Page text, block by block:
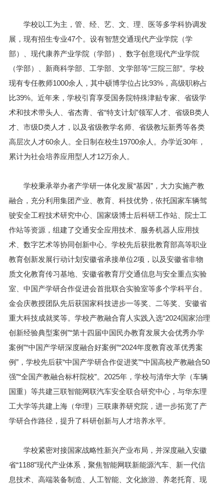
学校以工为主，管、经、艺、文、理、医等多学科协调发
展，现有招生专业47个。设有智慧交通现代产业学院（学
部）、现代康养产业学院（学部）、数字创意现代产业学院
（学部）、新商科学部、工学部、文学部等“三院三部”。学校
现有专任教师1000余人，其中硕博学位占比93%，高级职称占
比39%。近年来，学校引育享受国务院特殊津贴专家、省级学
术和技术带头人、省杰青、省“特支计划”领军人才、省级B类人
才、市级D类人才，以及省级教学名师、省级教坛新秀等各类
高层次人才60余人。全日制在校生19700余人。办学近30年，
累计为社会培养应用型人才12万余人。
学校秉承举办者产学研一体化发展“基因”，大力实施产教
融合，充分利用集团产业、教育、科技优势，依托国家车辆驾
驶安全工程技术研究中心、国家级博士后科研工作站、院士工
作站等资源，组建了交通安全应用技术、服务机器人应用技
术、数字艺术等协同创新中心。学校先后获批教育部高等职业
教育创新发展行动计划安徽省承接单位2项，以及安徽省非物
质文化教育传习基地、安徽省教育厅交通信息与安全重点实验
室、中国产学研合作促进会首批联合实验室等多个学科平台。
金会庆教授团队先后获国家科技进步一等奖、二等奖、安徽省
重大科技成就奖等。学校产教融合育人实践入选“2024国家治理
创新经验典型案例”“第十四届中国民办教育发展大会优秀办学
案例”“中国产学研深度融合好案例”“2024年度教育改革优秀案
例”，学校先后获“中国产学研合作促进奖”“中国高校产教融合50
强”“全国产教融合标杆院校”。2025年，学校与清华大学（车辆
国重）等共建三联智能网联汽车安全联合研究中心，与华东理
工大学等共建上海（华理）三联康养研究院，进一步拓宽了产
学研合作路径，提升了科研创新与人才培养水平。
学校紧密对接国家战略性新兴产业布局，并深度融入安徽
省“1188”现代产业体系，聚焦智能网联新能源汽车、新一代信
息技术、高端装备制造、人工智能、文化旅游、养老托育、现